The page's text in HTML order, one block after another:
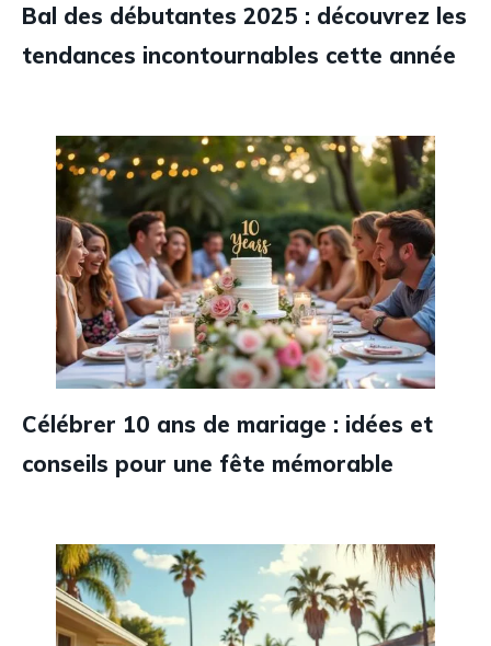
Bal des débutantes 2025 : découvrez les
tendances incontournables cette année
Célébrer 10 ans de mariage : idées et
conseils pour une fête mémorable